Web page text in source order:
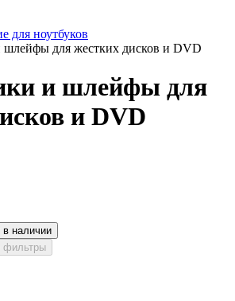
для ноутбуков
шлейфы для жестких дисков и DVD
и шлейфы для
и DVD
в наличии
фильтры